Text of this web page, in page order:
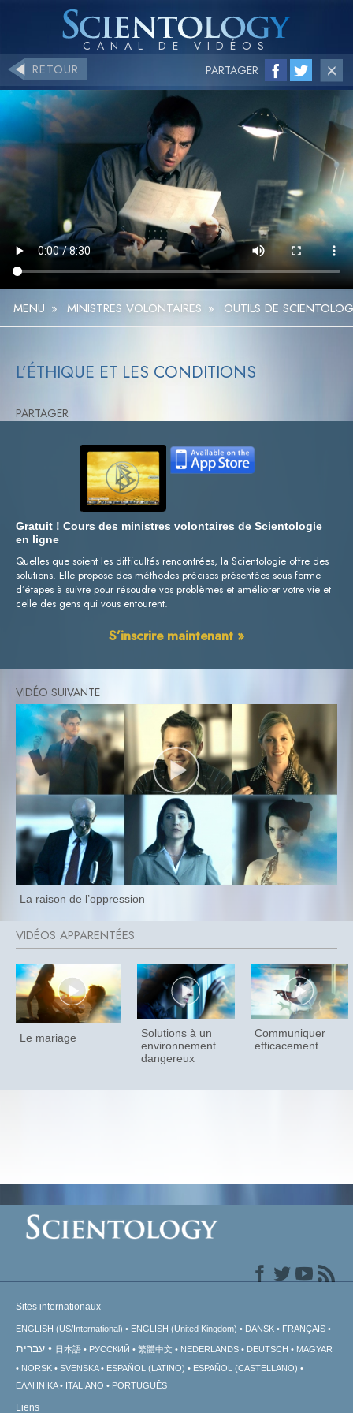
RETOUR PARTAGER
MENU » MINISTRES VOLONTAIRES » OUTILS DE
L’ÉTHIQUE ET LES CONDITIONS
PARTAGER
Gratuit ! Cours des ministres volontaires de Scientologie
en ligne
Quelles que soient les difficultés rencontrées, la Scientologie offre des
solutions. Elle propose des méthodes précises présentées sous forme
d’étapes à suivre pour résoudre vos problèmes et améliorer votre vie et
celle des gens qui vous entourent.
S’inscrire maintenant »
La raison de l’oppression
Le mariage
Solutions à un
environnement
dangereux
Communiquer
efficacement
Sites internationaux
ENGLISH (US/International) ENGLISH (United Kingdom) DANSK FRANÇAIS
עברית 日本語 РУССКИЙ 繁體中文 NEDERLANDS DEUTSCH
MAGYAR
NORSK
SVENSKA ESPAÑOL (LATINO)
ESPAÑOL (CASTELLANO)
ΕΛΛΗΝΙΚA
ITALIANO PORTUGUÊS
Liens